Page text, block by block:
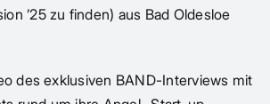
’25zu finden) aus Bad Oldesloe
des exklusiven BAND-Interviews mit